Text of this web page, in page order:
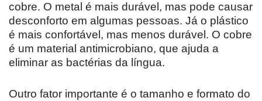
cobre. O metal é mais durável, mas pode causar
desconforto em algumas pessoas. Já o plástico
é mais confortável, mas menos durável. O cobre
é um material antimicrobiano, que ajuda a
eliminar as bactérias da língua.
Outro fator importante é o tamanho e formato do